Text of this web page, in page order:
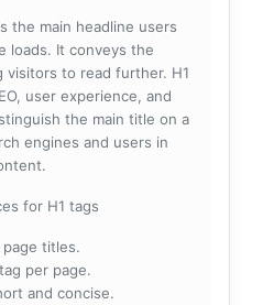
the main headline users
loads. It conveys the
visitors to read further. H1
user experience, and
the main title on a
engines and users in
for H1 tags
titles.
per page.
and concise.